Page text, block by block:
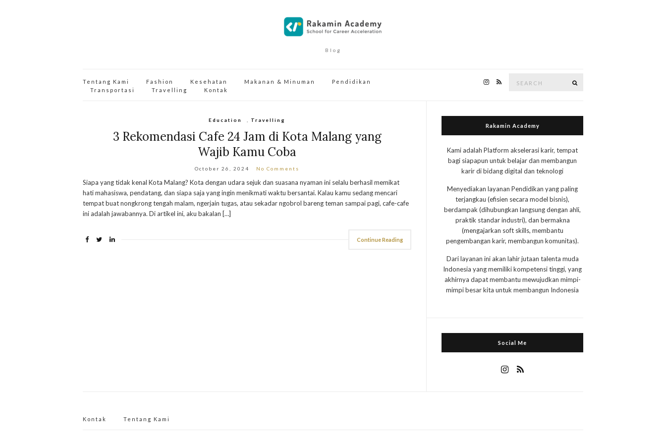
Blog
Tentang Kami Fashion Kesehatan Makanan & Minuman
Pendidikan
Transportasi
Travelling Kontak
Education Travelling
3 Rekomendasi Cafe 24 Jam di Kota Malang yang
Wajib Kamu Coba
October 26, 2024 No Comments
Siapa yang tidak kenal Kota Malang? Kota dengan udara sejuk dan suasana nyaman ini selalu berhasil memikat
hati mahasiswa, pendatang, dan siapa saja yang ingin menikmati waktu bersantai. Kalau kamu sedang mencari
tempat buat nongkrong tengah malam, ngerjain tugas, atau sekadar ngobrol bareng teman sampai pagi, cafe-cafe
ini adalah jawabannya. Di artikel ini, aku bakalan […]
Continue Reading
Rakamin Academy
Kami adalah Platform akselerasi karir, tempat
bagi siapapun untuk belajar dan membangun
karir di bidang digital dan teknologi
Menyediakan layanan Pendidikan yang paling
terjangkau (efisien secara model bisnis),
berdampak (dihubungkan langsung dengan ahli,
praktik standar industri), dan bermakna
(mengajarkan soft skills, membantu
pengembangan karir, membangun komunitas).
Dari layanan ini akan lahir jutaan talenta muda
Indonesia yang memiliki kompetensi tinggi, yang
akhirnya dapat membantu mewujudkan mimpi-
mimpi besar kita untuk membangun Indonesia
Social Me
Kontak Tentang Kami